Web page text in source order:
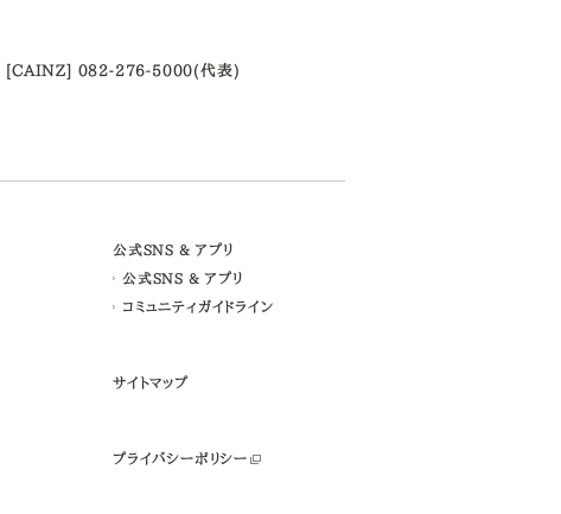
[CAINZ] 082-276-5000(代表)
公式SNS & アプリ
公式SNS & アプリ
コミュニティガイドライン
サイトマップ
プライバシーポリシー